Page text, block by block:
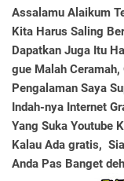
Assalamu Alaikum
Kita Harus Saling
Dapatkan Juga Itu
gue Malah
Pengalaman Saya
Indah-nya Internet
Yang Suka Youtube
Kalau Ada gratis,
Anda Pas Banget